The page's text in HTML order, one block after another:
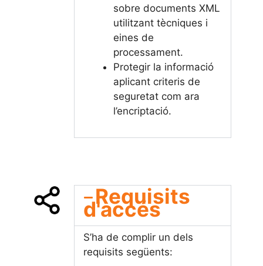
sobre documents XML
utilitzant tècniques i
eines de
processament.
Protegir la informació
aplicant criteris de
seguretat com ara
l’encriptació.
Requisits
d'accés​
S’ha de complir un dels
requisits següents: